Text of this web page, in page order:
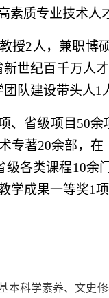
素质专业技术人
授2人，兼职博
新世纪百千万人才
队建设带头人1
、省级项目 50余
专著20余部，在
级各类课程10余
学成果一等奖1项
本科学素养、文史